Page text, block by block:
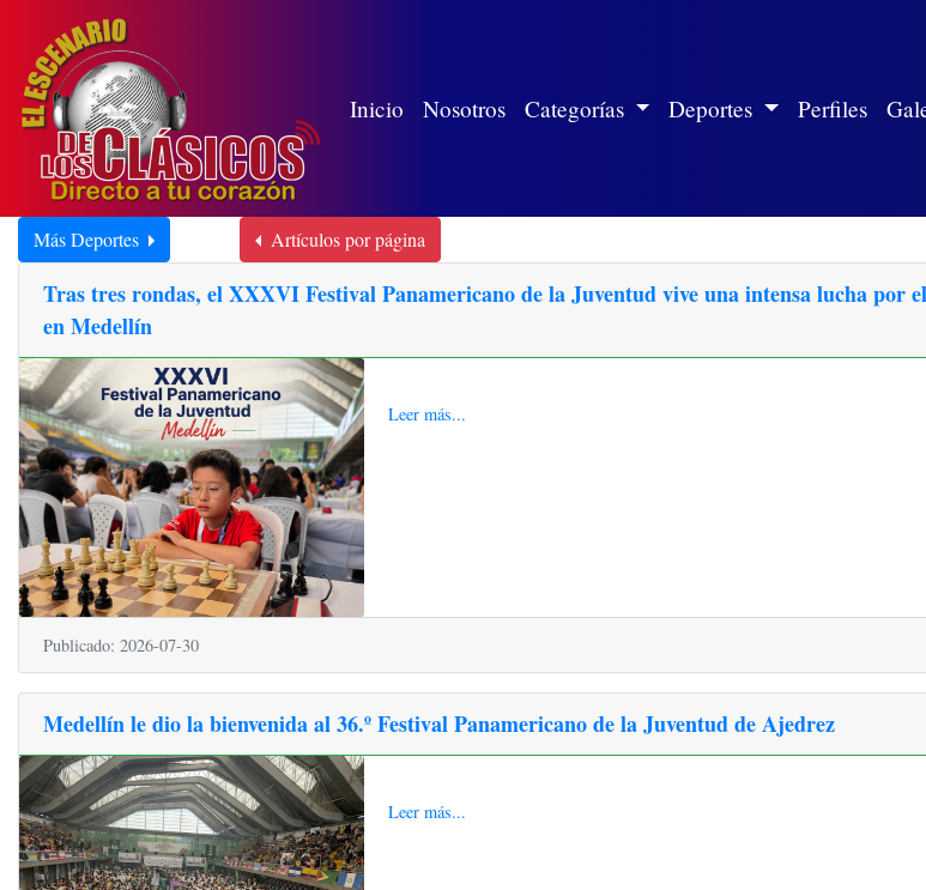
Inicio Nosotros(white)
Categorías Deportes Perfiles
Más Deportes Artículos por página
Tras tres rondas, el XXXVI Festival Panamericano de la Juventud vive una intensa lucha por
en Medellín
Leer más...
Publicado: 2026-07-30
Medellín le dio la bienvenida al 36.º Festival Panamericano de la Juventud de Ajedrez
Leer más...